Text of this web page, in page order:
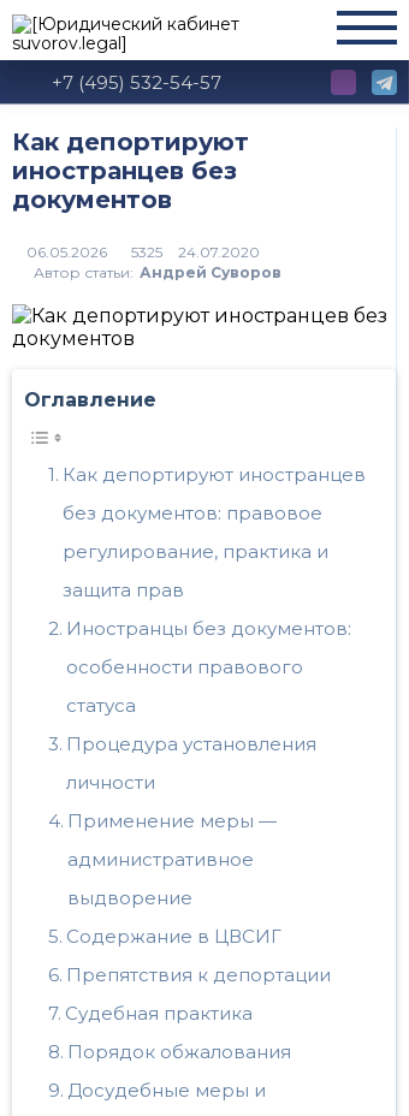
+7 (495) 532-54-57
Как депортируют
иностранцев без
документов
5325
Автор статьи: Андрей Суворов
Оглавление
Как депортируют иностранцев
без документов: правовое
регулирование, практика и
защита прав
Иностранцы без документов:
особенности правового
статуса
Процедура установления
личности
Применение меры —
административное
выдворение
Содержание в ЦВСИГ
Препятствия к депортации
Судебная практика
Порядок обжалования
Досудебные меры и